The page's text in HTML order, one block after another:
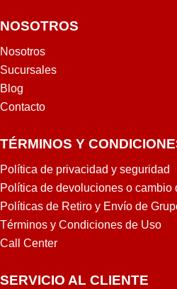
NOSOTROS
Nosotros
Sucursales
Blog
Contacto
TÉRMINOS Y
Política de privacidad y seguridad
Política de devoluciones o cambio
Políticas de Retiro y Envío de
Términos y Condiciones de Uso
Call Center
SERVICIO AL CLIENTE